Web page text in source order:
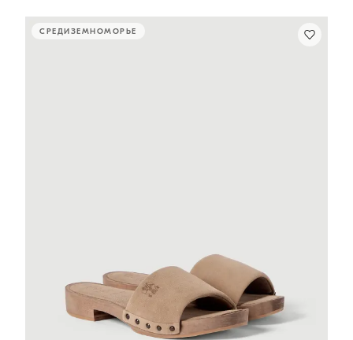
СРЕДИЗЕМНОМОРЬЕ